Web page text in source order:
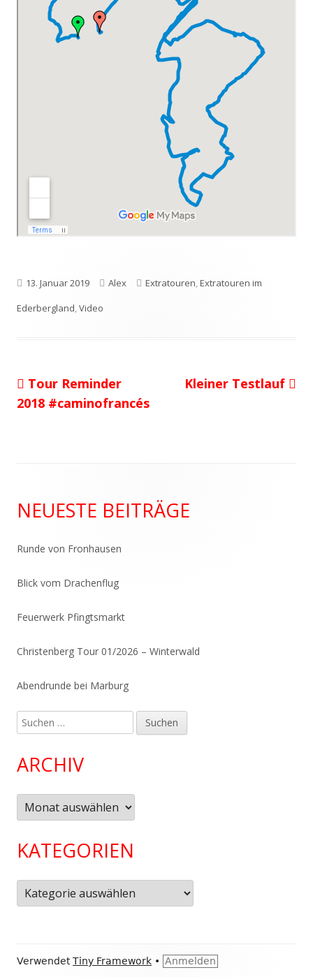
Veröffentlicht
am
13. Januar 2019 Autor
Alex Kategorien
Extratouren,Extratouren im
Ederbergland,Video
Beitragsnavigation
Vorheriger
Beitrag:
Tour Reminder
2018 #caminofrancés
Nächster
Kleiner Testlauf
Seitenleiste
NEUESTE BEITRÄGE
Runde von Fronhausen
Blick vom Drachenflug
Feuerwerk Pfingtsmarkt
Christenberg Tour 01/2026 – Winterwald
Abendrunde bei Marburg
Suchen
nach:
ARCHIV
Archiv
KATEGORIEN
Kategorien
Footer
VerwendetTiny Framework • Anmelden